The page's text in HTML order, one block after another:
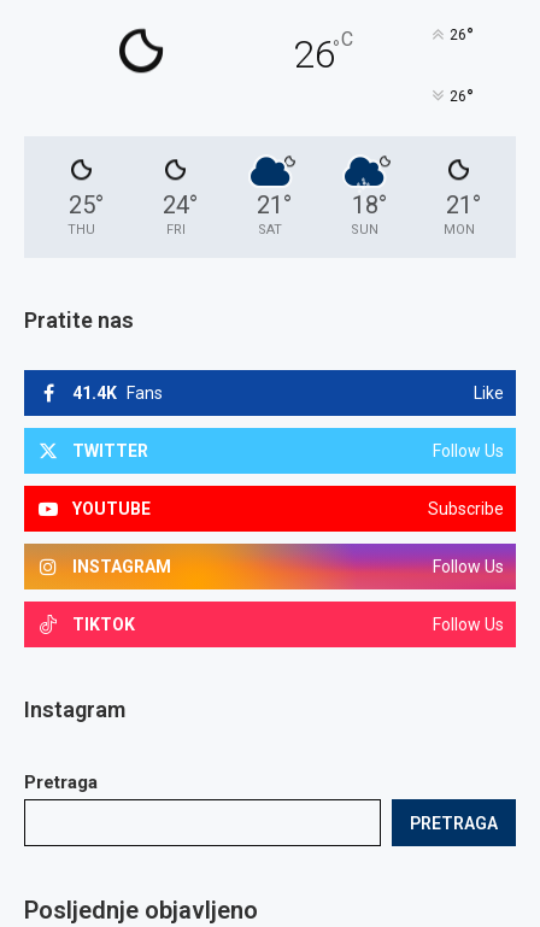
26°C 26°
26°
25°
THU
24°
FRI
21 °
SAT
18°
SUN
21 °
MON
Pratite nas
41.4K Fans Like
TWITTER Follow Us
YOUTUBE Subscribe
INSTAGRAM Follow Us
TIKTOK Follow Us
Instagram
Pretraga
PRETRAGA
Posljednje objavljeno